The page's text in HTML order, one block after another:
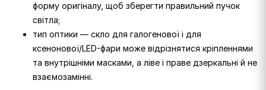
форму оригіналу, щоб зберегти правильний пучок
світла;
тип оптики — скло для галогенової і для
ксенонової/LED-фари може відрізнятися кріпленнями
та внутрішніми масками, а ліве і праве дзеркальні й не
взаємозамінні.